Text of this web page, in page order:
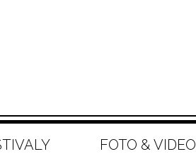
FOTO & VIDEO